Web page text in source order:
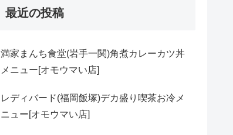
最近の投稿
満家まんち食堂(岩手一関)角煮カレーカツ丼
メニュー[オモウマい店]
レディバード(福岡飯塚)デカ盛り喫茶お冷メ
ニュー[オモウマい店]